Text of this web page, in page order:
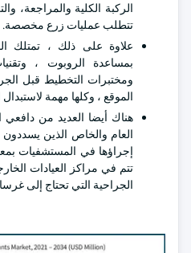
الركبة الكلية والمراجعة،
تتطلب عمليات زرع مخصصة.
علاوة على ذلك ، تمتلك
بمساعدة الروبوت ،
ومختبرات التخطيط قبل
الموقع ، وكلها مهمة
هناك أيضا العديد من
العام والخاص الذين يسددون
إجراؤها في المستشفيات
تتم في مراكز العيادات
الجراحية التي تحتاج إلى